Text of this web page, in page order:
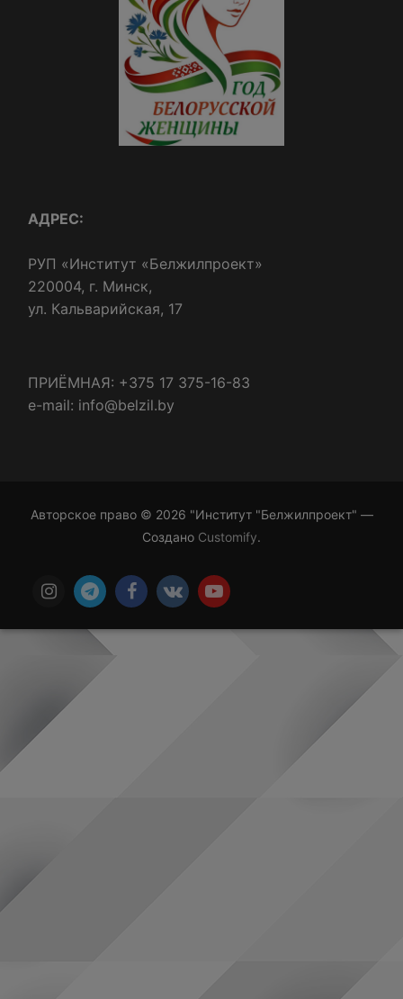
АДРЕС:
РУП «Институт «Белжилпроект»
220004, г. Минск,
ул. Кальварийская, 17
ПРИЁМНАЯ: +375 17 375-16-83
e-mail: info@belzil.by
Авторское право © 2026 "Институт "Белжилпроект" —
Создано Customify.